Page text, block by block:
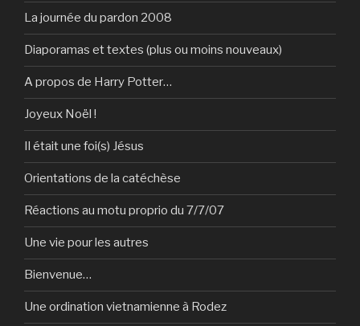
La journée du pardon 2008
Diaporamas et textes (plus ou moins nouveaux)
A propos de Harry Potter…
Joyeux Noël !
Il était une foi(s) Jésus
Orientations de la catéchèse
Réactions au motu proprio du 7/7/07
Une vie pour les autres
Bienvenue…
Une ordination vietnamienne à Rodez